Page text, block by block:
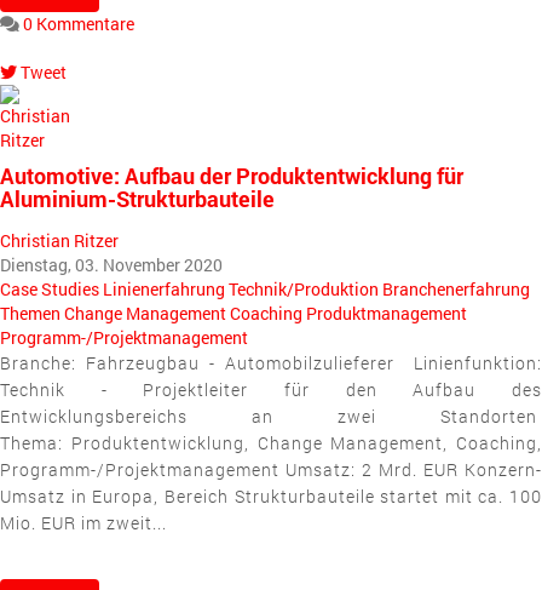
0 Kommentare
Tweet
pinterest
Automotive: Aufbau der Produktentwicklung für
Aluminium-Strukturbauteile
Christian Ritzer
Dienstag, 03. November 2020
Case Studies Linienerfahrung Technik/Produktion Branchenerfahrung
Themen Change ManagementCoaching Produktmanagement
Programm-/Projektmanagement
Branche: Fahrzeugbau - Automobilzulieferer Linienfunktion:
Technik - Projektleiter für den Aufbau des
Entwicklungsbereichs an zwei Standorten
Thema: Produktentwicklung, Change Management, Coaching,
Programm-/Projektmanagement Umsatz: 2 Mrd. EUR Konzern-
Umsatz in Europa, Bereich Strukturbauteile startet mit ca. 100
Mio. EUR im zweit...